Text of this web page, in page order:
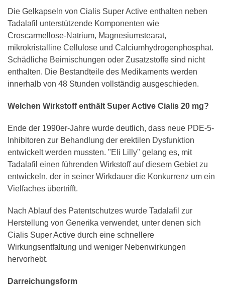
Die Gelkapseln von Cialis Super Active enthalten neben
Tadalafil unterstützende Komponenten wie
Croscarmellose-Natrium, Magnesiumstearat,
mikrokristalline Cellulose und Calciumhydrogenphosphat.
Schädliche Beimischungen oder Zusatzstoffe sind nicht
enthalten. Die Bestandteile des Medikaments werden
innerhalb von 48 Stunden vollständig ausgeschieden.
Welchen Wirkstoff enthält Super Active Cialis 20 mg?
Ende der 1990er-Jahre wurde deutlich, dass neue PDE-5-
Inhibitoren zur Behandlung der erektilen Dysfunktion
entwickelt werden mussten. "Eli Lilly" gelang es, mit
Tadalafil einen führenden Wirkstoff auf diesem Gebiet zu
entwickeln, der in seiner Wirkdauer die Konkurrenz um ein
Vielfaches übertrifft.
Nach Ablauf des Patentschutzes wurde Tadalafil zur
Herstellung von Generika verwendet, unter denen sich
Cialis Super Active durch eine schnellere
Wirkungsentfaltung und weniger Nebenwirkungen
hervorhebt.
Darreichungsform